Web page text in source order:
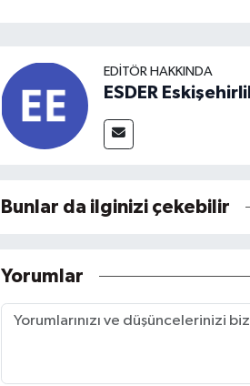
EDITÖR HAKKINDA
ESDER
Bunlar da ilginizi çekebilir
Yorumlar